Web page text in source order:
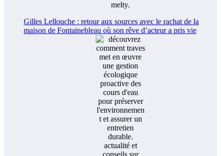
Gilles Lellouche : retour aux sources avec le rachat de la
maison de Fontainebleau où son rêve d’acteur a pris vie